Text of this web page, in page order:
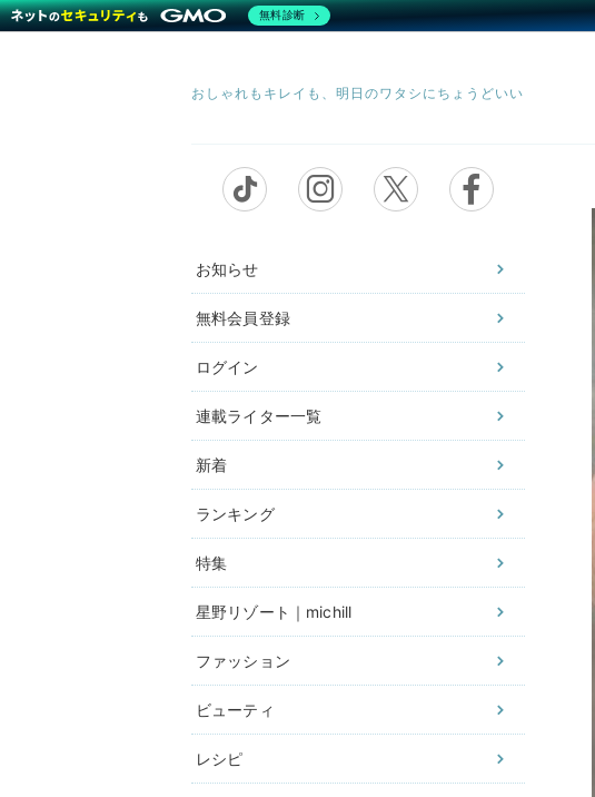
お知らせ
無料会員登録
ログイン
連載ライター一覧
新着
ランキング
特集
星野リゾート｜michill
ファッション
ビューティ
レシピ
無料診断